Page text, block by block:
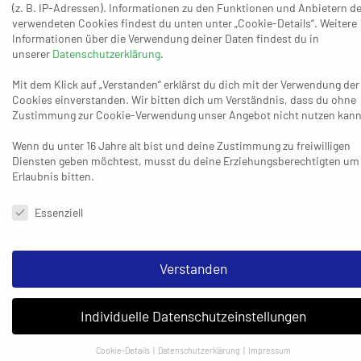
Community-Zentrums und somit auch der Schulen. Ich brauche
circa 30 Minuten zum Projekt mit dem Fahrrad, welches ich mir
zugelegt habe – sobald ich hier angekommen war, da ich so um
müsste ich auf andere Verkehrsmittel wie Bodabodas
(Motorräder), Matatus (kleine Busse) oder Tuktuks
nicht rentieren und ich kann mit dem Fahrrad bereits sportlich
aktiv sein.
Nach ein paar ersten Tagen der Eingewöhnung habe ich
und fünf weitere adoptiert. Davon leben allerdings nur noch
zwei Gastschwestern dauerhaft hier. Alle anderen sind bereits
gegründet und Kenia wegen Arbeit/Familie verlassen.
(z. B. IP-Adressen). Informationen zu den Funktionen und Anbietern
verwendeten Cookies findest du unten unter „Cookie-Details“. Weitere
Informationen über die Verwendung deiner Daten findest du in
unserer Datenschutzerklärung.
Mit dem Klick auf „Verstanden“ erklärst du dich mit der Verwendung der
Cookies einverstanden. Wir bitten dich um Verständnis, dass du ohne
Zustimmung zur Cookie-Verwendung unser Angebot nicht nutzen
Wenn du unter 16 Jahre alt bist und deine Zustimmung zu freiwilligen
Diensten geben möchtest, musst du deine Erziehungsberechtigten um
Erlaubnis bitten.
Datenschutzeinstellungen & Nutzungsbedingungen
Essenziell
Verstanden
Individuelle Datenschutzeinstellungen
Cookie-Details Datenschutzerklärung Impressum